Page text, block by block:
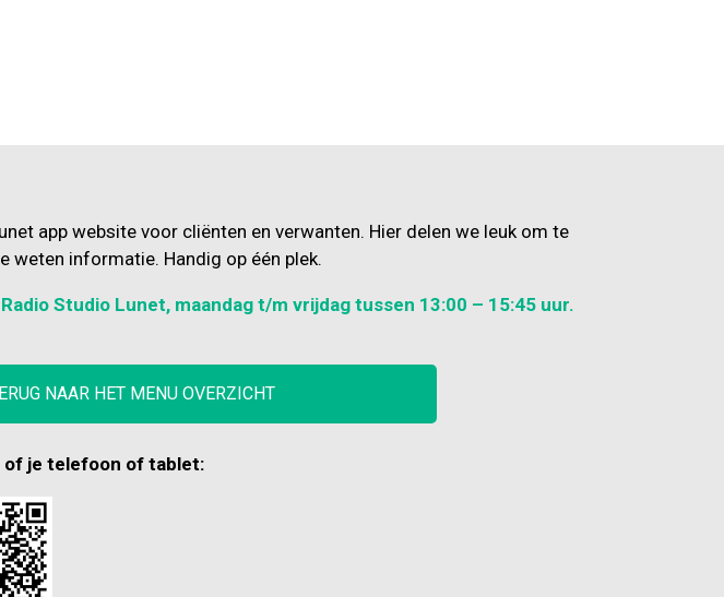
app website voor cliënten en verwanten. Hier delen we leuk om te
weten informatie. Handig op één plek.
Studio Lunet, maandag t/m vrijdag tussen 13:00 – 15:45 uur.
NAAR HET MENU OVERZICHT
of je telefoon of tablet: